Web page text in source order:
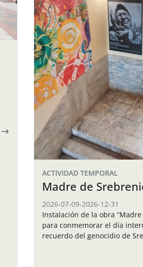
ACTIVIDAD TEMPORAL
Madre de
2026-07-09-2026-12-31
Instalación de la obra
para conmemorar el día
recuerdo del genocidio de